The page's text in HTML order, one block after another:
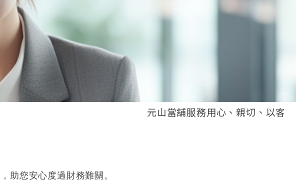
元山當舖服務用心、親切、以客為尊，借錢
，助您安心度過財務難關。